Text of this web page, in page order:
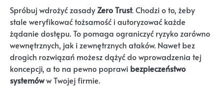
Spróbuj wdrożyć zasadyZero Trust. Chodzi o to, żeby
stale weryfikować tożsamość i autoryzować każde
żądanie dostępu. To pomaga ograniczyć ryzyko zarówno
wewnętrznych, jak i zewnętrznych ataków. Nawet bez
drogich rozwiązań możesz dążyć do wprowadzenia tej
koncepcji, a to na pewno poprawi bezpieczeństwo
systemóww Twojej firmie.